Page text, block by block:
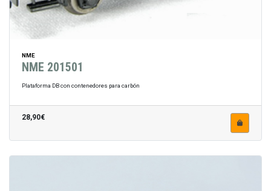
NME
NME 201501
Plataforma DB con contenedores para carbón
28,90€